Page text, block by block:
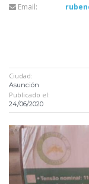
Email:
Ciudad:
Asunción
Publicado el:
24/06/2020